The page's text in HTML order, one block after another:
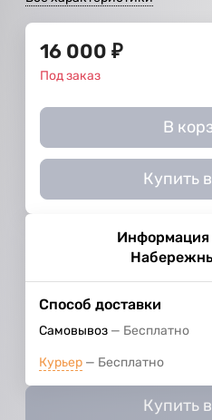
16 000 ₽
Под заказ
В
Купить
Информация
Способ доставки
Самовывоз Бесплатно
Курьер Бесплатно
Купить